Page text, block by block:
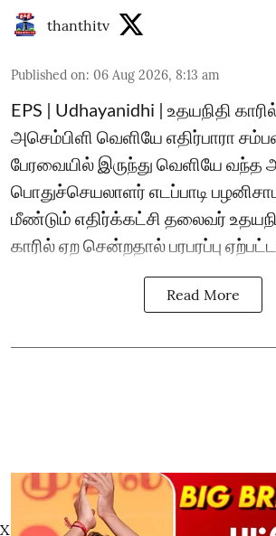
thanthitv
Published on: 06 Aug 2026, 8:13 am
EPS | Udhayanidhi | உதயநிதி
அசெம்பிளி வெளியே எதிர்பாரா
பேரவையில் இருந்து வெளியே வந்த
பொதுச்செயலாளர் எடப்பாடி
மீண்டும் எதிர்க்கட்சி தலைவர்
காரில் ஏற சென்றதால் பரபரப்பு
Read More
X